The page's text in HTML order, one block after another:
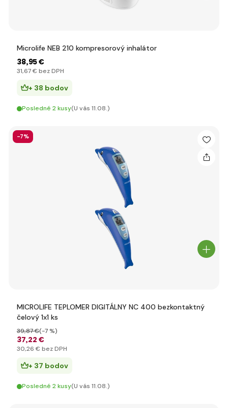
Microlife NEB 210 kompresorový inhalátor
38,95 €
31,67 € bez DPH
+ 38 bodov
Posledné 2 kusy(U vás 11.08.)
-7%
MICROLIFE TEPLOMER DIGITÁLNY NC 400 bezkontaktný
čelový 1x1 ks
37,22 €
39,87 €(-7 %)
30,26 € bez DPH
+ 37 bodov
Posledné 2 kusy(U vás 11.08.)